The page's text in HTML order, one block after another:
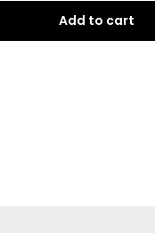
Add to cart